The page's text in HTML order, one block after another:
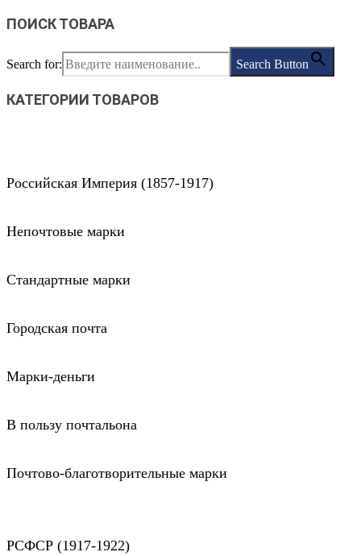
ПОИСК ТОВАРА
Search for: Search Button
КАТЕГОРИИ ТОВАРОВ
Российская Империя (1857-1917)
Непочтовые марки
Стандартные марки
Городская почта
Марки-деньги
В пользу почтальона
Почтово-благотворительные марки
РСФСР (1917-1922)